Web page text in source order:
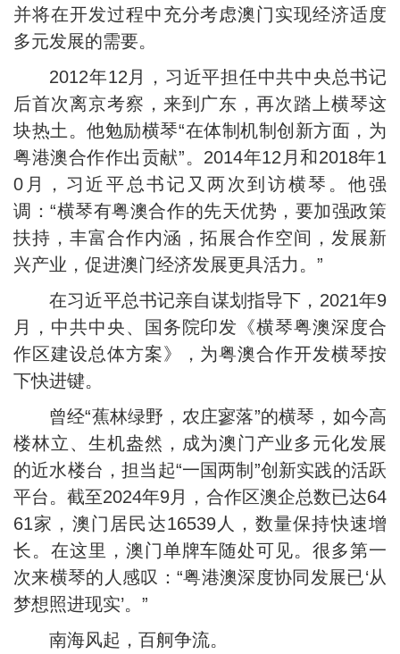
并将在开发过程中充分考虑澳门实现经济适度
多元发展的需要。
2012年12月，习近平担任中共中央总书记
后首次离京考察，来到广东，再次踏上横琴这
块热土。他勉励横琴“在体制机制创新方面，为
粤港澳合作作出贡献”。2014年12月和2018年1
0月，习近平总书记又两次到访横琴。他强
调：“横琴有粤澳合作的先天优势，要加强政策
扶持，丰富合作内涵，拓展合作空间，发展新
兴产业，促进澳门经济发展更具活力。”
在习近平总书记亲自谋划指导下，2021年9
月，中共中央、国务院印发《横琴粤澳深度合
作区建设总体方案》，为粤澳合作开发横琴按
下快进键。
曾经“蕉林绿野，农庄寥落”的横琴，如今高
楼林立、生机盎然，成为澳门产业多元化发展
的近水楼台，担当起“一国两制”创新实践的活跃
平台。截至2024年9月，合作区澳企总数已达64
61家，澳门居民达16539人，数量保持快速增
长。在这里，澳门单牌车随处可见。很多第一
次来横琴的人感叹：“粤港澳深度协同发展已‘从
梦想照进现实’。”
南海风起，百舸争流。